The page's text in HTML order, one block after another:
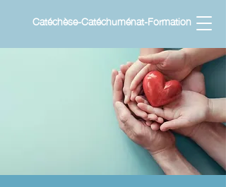
Catéchèse-Catéchuménat-Formation